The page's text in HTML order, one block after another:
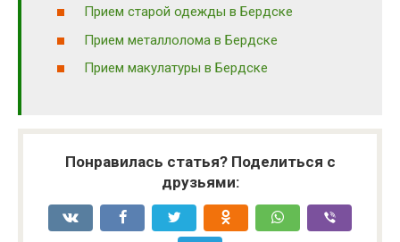
Прием старой одежды в Бердске
Прием металлолома в Бердске
Прием макулатуры в Бердске
Понравилась статья? Поделиться с
друзьями: